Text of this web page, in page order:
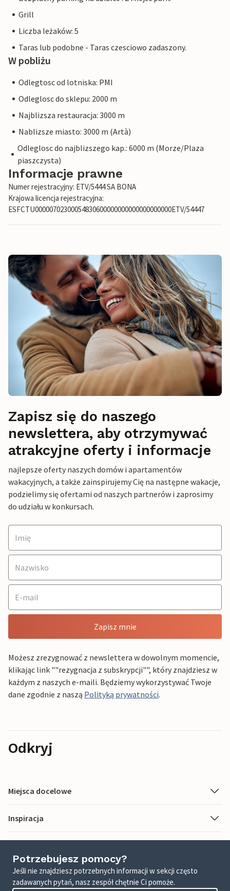
Grill
Liczba leżaków: 5
Taras lub podobne - Taras czesciowo zadaszony.
W pobliżu
Odlegtosc od lotniska: PMI
Odleglosc do sklepu: 2000 m
Najblizsza restauracja: 3000 m
Nablizsze miasto: 3000 m (Artà)
Odleglosc do najblizszego kap.: 6000 m (Morze/Plaza
piaszczysta)
Informacje prawne
Numer rejestracyjny: ETV/5444 SA BONA
Krajowa licencja rejestracyjna:
ESFCTU00000702300054830600000000000000000000ETV/54447
Zapisz się do naszego
newslettera, aby otrzymywać
atrakcyjne oferty i informacje
najlepsze oferty naszych domów i apartamentów
wakacyjnych, a także zainspirujemy Cię na następne wakacje,
podzielimy się ofertami od naszych partnerów i zaprosimy
do udziału w konkursach.
Zapisz mnie
Możesz zrezygnować z newslettera w dowolnym momencie,
klikając link ""rezygnacja z subskrypcji"", który znajdziesz w
każdym z naszych e-maili. Będziemy wykorzystywać Twoje
dane zgodnie z naszą Polityką prywatności.
Odkryj
Miejsca docelowe
Inspiracja
Potrzebujesz pomocy?
Jeśli nie znajdziesz potrzebnych informacji w sekcji często
zadawanych pytań, nasz zespół chętnie Ci pomoże.